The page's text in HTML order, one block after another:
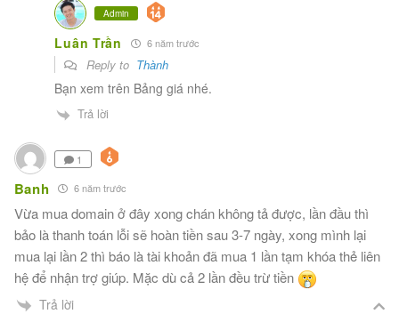
Admin
Luân Trần 6 năm trước
Reply to Thành
Bạn xem trên Bảng giá nhé.
Trả lời
1
Banh 6 năm trước
Vừa mua domain ở đây xong chán không tả được, lần đầu thì
bảo là thanh toán lỗi sẽ hoàn tiền sau 3-7 ngày, xong mình lại
mua lại lần 2 thì báo là tài khoản đã mua 1 lần tạm khóa thẻ liên
hệ để nhận trợ giúp. Mặc dù cả 2 lần đều trừ tiền
Trả lời